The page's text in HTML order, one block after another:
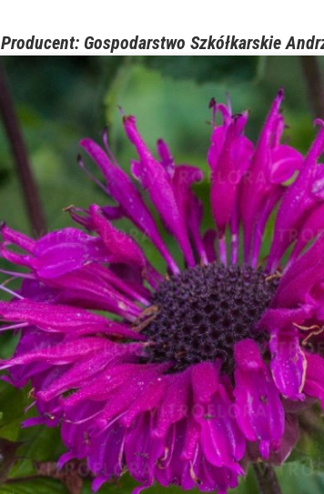
Producent: Gospodarstwo Szkółkarskie